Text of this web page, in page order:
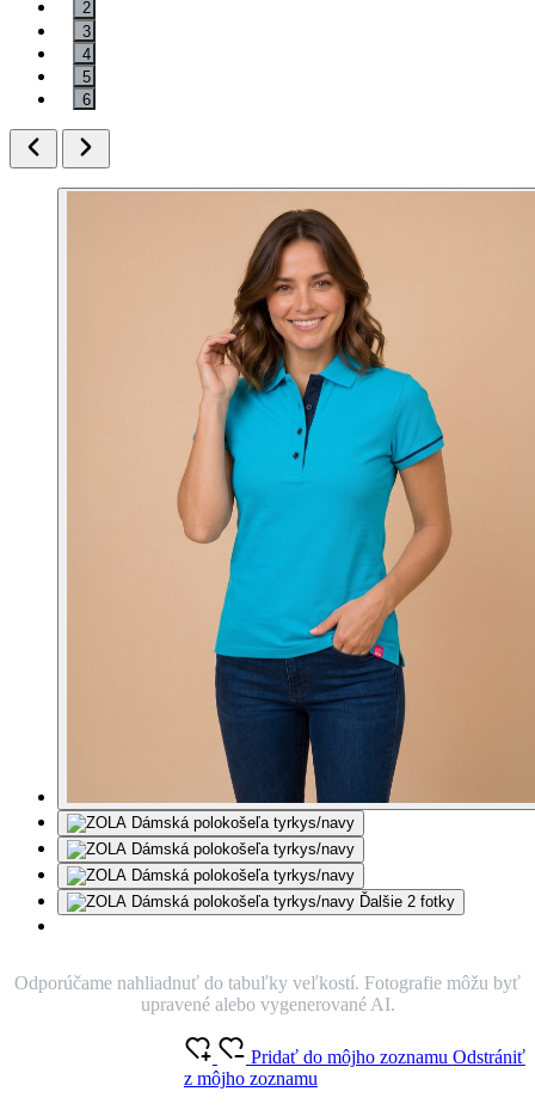
2
3
4
5
6
Ďalšie 2 fotky
Odporúčame nahliadnuť do tabuľky veľkostí. Fotografie môžu byť
upravené alebo vygenerované AI.
Pridať do môjho zoznamu Odstrániť
z môjho zoznamu